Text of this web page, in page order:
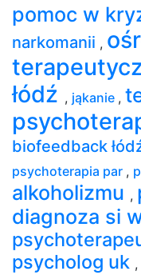
pomoc w
narkomanii ,
łódź , jąkanie ,
biofeedback
psychoterapia par ,
alkoholizmu ,
diagnoza si
psycholog uk ,